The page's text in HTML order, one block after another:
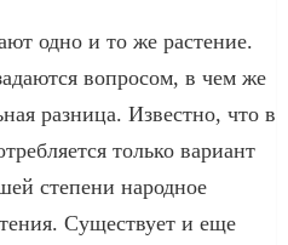
одно и то же растение.
вопросом, в чем же
разница. Известно, что в
только вариант
степени народное
Существует и еще